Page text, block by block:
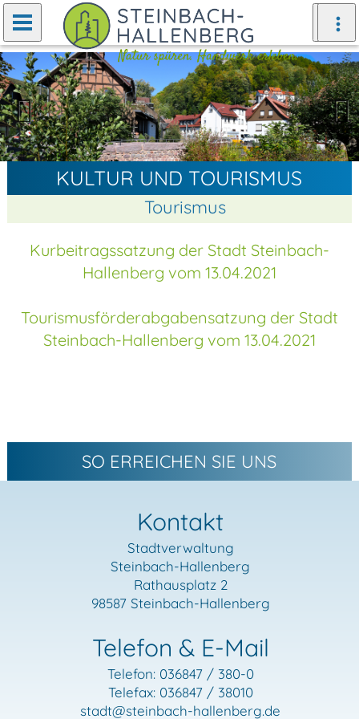
Zurück Weiter
KULTUR UND TOURISMUS
Tourismus
Kurbeitragssatzung der Stadt Steinbach-
Hallenberg vom 13.04.2021
Tourismusförderabgabensatzung der Stadt
Steinbach-Hallenberg vom 13.04.2021
SO ERREICHEN SIE UNS
Kontakt
Stadtverwaltung
Steinbach-Hallenberg
Rathausplatz 2
98587 Steinbach-Hallenberg
Telefon & E-Mail
Telefon: 036847 / 380-0
Telefax: 036847 / 38010
stadt@steinbach-hallenberg.de